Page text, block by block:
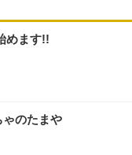
めます!!
ゃのたまや